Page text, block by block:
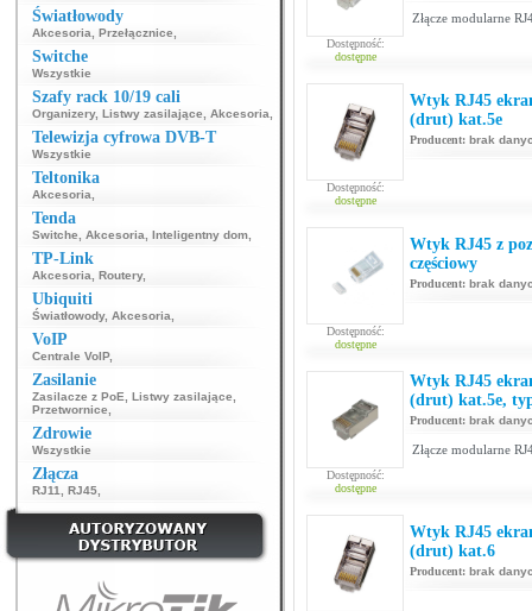
Światłowody
Akcesoria Przełącznice
Switche
Wszystkie
Szafy rack 10/19 cali
Organizery, Listwy zasilające Akcesoria
Telewizja cyfrowa DVB-T
Wszystkie
Teltonika
Akcesoria
Tenda
Switche Akcesoria Inteligentny dom
TP-Link
Akcesoria Routery,
Ubiquiti
Światłowody, Akcesoria
VoIP
Centrale VoIP,
Zasilanie
Zasilacze z PoE Listwy zasilające
Przetwornice
Zdrowie
Wszystkie
Złącza
RJ11 RJ45
Dostępność:
dostępne
Złącze modularne
Dostępność:
dostępne
Wtyk RJ45
(drut) kat.5e
Producent: brak
Dostępność:
dostępne
Wtyk RJ45 z
częściowy
Producent: brak
Dostępność:
dostępne
Wtyk RJ45
(drut) kat.5e,
Producent: brak
Złącze modularne
Wtyk RJ45
(drut) kat.6
Producent: brak